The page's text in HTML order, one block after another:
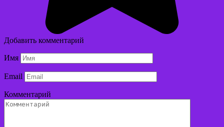
Добавить комментарий
Имя
Email
Комментарий